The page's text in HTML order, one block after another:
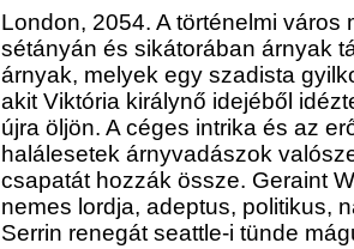
London, 2054. A történelmi város
sétányán és sikátorában árnyak
árnyak, melyek egy szadista
akit Viktória királynő idejéből
újra öljön. A céges intrika és az
halálesetek árnyvadászok
csapatát hozzák össze. Geraint
nemes lordja, adeptus, politikus,
Serrin renegát seattle-i tünde